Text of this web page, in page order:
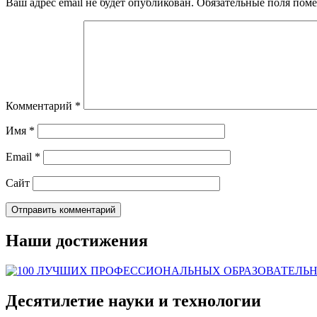
Ваш адрес email не будет опубликован. Обязательные поля
Комментарий *
Имя *
Email *
Сайт
Наши достижения
Десятилетие науки и технологии